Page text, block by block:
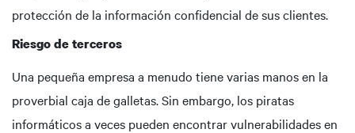
protección de la información confidencial de sus clientes.
Riesgo de terceros
Una pequeña empresa a menudo tiene varias manos en la
proverbial caja de galletas. Sin embargo, los piratas
informáticos a veces pueden encontrar vulnerabilidades en